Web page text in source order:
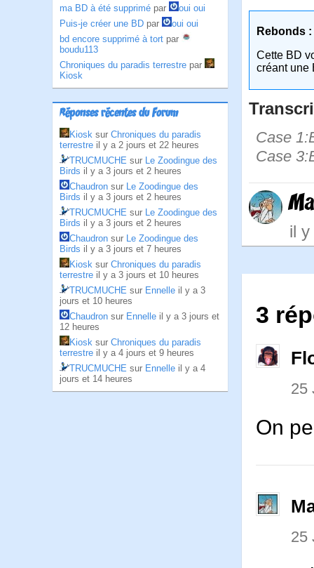
ma BD à été supprimé par
oui oui
Puis-je créer une BD par
oui oui
bd encore supprimé à tort par
boudu113
Chroniques du paradis terrestre par
Kiosk
Réponses récentes du Forum
Kiosk sur Chroniques du paradis
terrestre il y a 2 jours et 22 heures
TRUCMUCHE sur Le Zoodingue des
Birds il y a 3 jours et 2 heures
Chaudron sur Le Zoodingue des
Birds il y a 3 jours et 2 heures
TRUCMUCHE sur Le Zoodingue des
Birds il y a 3 jours et 2 heures
Chaudron sur Le Zoodingue des
Birds il y a 3 jours et 7 heures
Kiosk sur Chroniques du paradis
terrestre il y a 3 jours et 10 heures
TRUCMUCHE sur Ennelle il y a 3
jours et 10 heures
Chaudron sur Ennelle il y a 3 jours et
12 heures
Kiosk sur Chroniques du paradis
terrestre il y a 4 jours et 9 heures
TRUCMUCHE sur Ennelle il y a 4
jours et 14 heures
Rebonds :
Cette BD
créant une
Case
Case
il y
3
25
On
25